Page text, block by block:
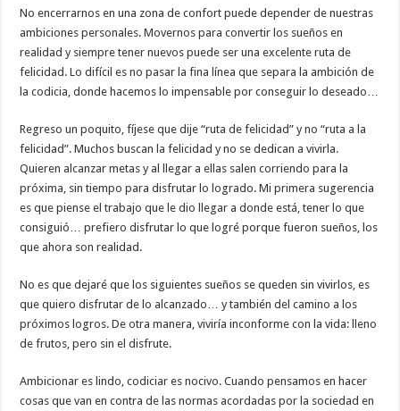
No encerrarnos en una zona de confort puede depender de nuestras
ambiciones personales. Movernos para convertir los sueños en
realidad y siempre tener nuevos puede ser una excelente ruta de
felicidad. Lo difícil es no pasar la fina línea que separa la ambición de
la codicia, donde hacemos lo impensable por conseguir lo deseado…
Regreso un poquito, fíjese que dije “ruta de felicidad” y no “ruta a la
felicidad”. Muchos buscan la felicidad y no se dedican a vivirla.
Quieren alcanzar metas y al llegar a ellas salen corriendo para la
próxima, sin tiempo para disfrutar lo logrado. Mi primera sugerencia
es que piense el trabajo que le dio llegar a donde está, tener lo que
consiguió… prefiero disfrutar lo que logré porque fueron sueños, los
que ahora son realidad.
No es que dejaré que los siguientes sueños se queden sin vivirlos, es
que quiero disfrutar de lo alcanzado… y también del camino a los
próximos logros. De otra manera, viviría inconforme con la vida: lleno
de frutos, pero sin el disfrute.
Ambicionar es lindo, codiciar es nocivo. Cuando pensamos en hacer
cosas que van en contra de las normas acordadas por la sociedad en